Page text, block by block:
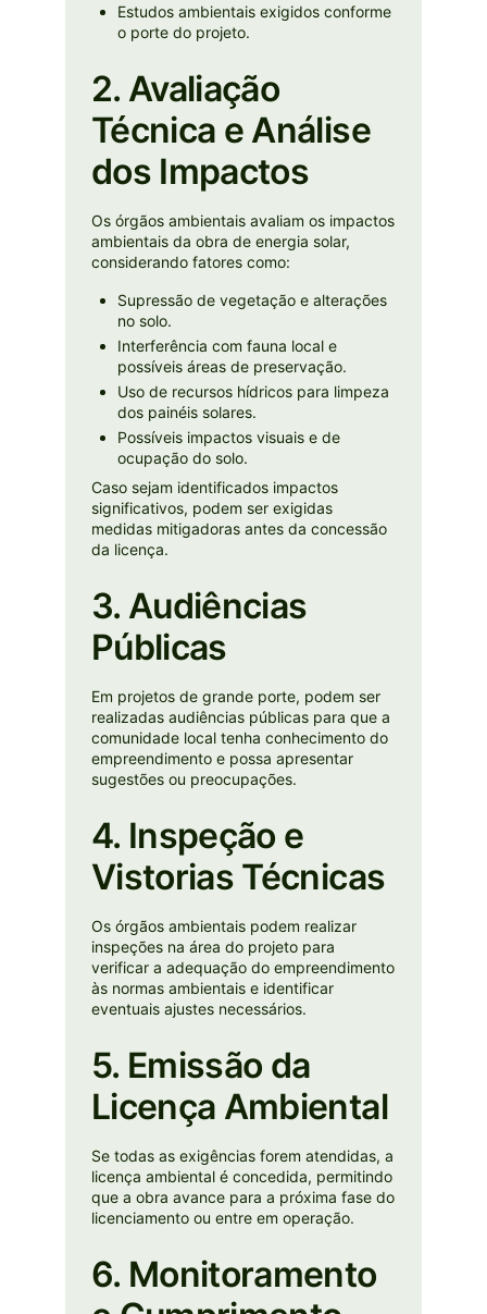
Estudos ambientais exigidos conforme
o porte do projeto.
2. Avaliação
Técnica e Análise
dos Impactos
Os órgãos ambientais avaliam os impactos
ambientais da obra de energia solar,
considerando fatores como:
Supressão de vegetação e alterações
no solo.
Interferência com fauna local e
possíveis áreas de preservação.
Uso de recursos hídricos para limpeza
dos painéis solares.
Possíveis impactos visuais e de
ocupação do solo.
Caso sejam identificados impactos
significativos, podem ser exigidas
medidas mitigadoras antes da concessão
da licença.
3. Audiências
Públicas
Em projetos de grande porte, podem ser
realizadas audiências públicas para que a
comunidade local tenha conhecimento do
empreendimento e possa apresentar
sugestões ou preocupações.
4. Inspeção e
Vistorias Técnicas
Os órgãos ambientais podem realizar
inspeções na área do projeto para
verificar a adequação do empreendimento
às normas ambientais e identificar
eventuais ajustes necessários.
5. Emissão da
Licença Ambiental
Se todas as exigências forem atendidas, a
licença ambiental é concedida, permitindo
que a obra avance para a próxima fase do
licenciamento ou entre em operação.
6. Monitoramento